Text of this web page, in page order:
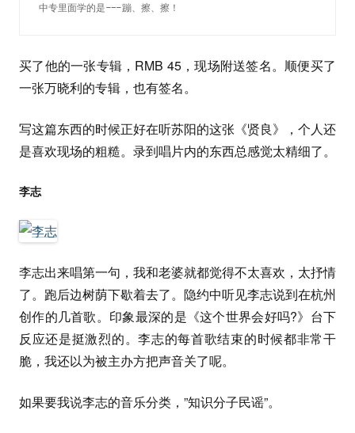
中专里面学的是---蹦、擦、擦！
买了他的一张专辑，RMB 45，现场附送签名。顺便买了
一张万晓利的专辑，也有签名。
写这篇东西的时候正好在听苏阳的这张《贤良》，个人还
是喜欢现场的粗糙。录到唱片内的东西总感觉太精细了。
李志
李志出来唱第一句，我和老婆就都觉得不太喜欢，太抒情
了。跑后边树荫下歇着去了。隐约中听见李志说到在杭州
创作的几首歌。印象最深的是《这个世界会好吗?》台下
反应还是挺激烈的。李志的每首歌结束的时候都非常干
脆，我还以为被主办方把声音关了呢。
如果要我说李志的音乐分类，”知识分子民谣”。